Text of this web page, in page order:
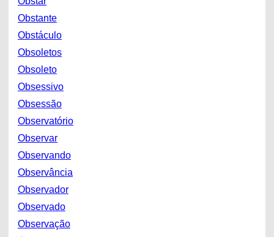
Obstante
Obstáculo
Obsoletos
Obsoleto
Obsessivo
Obsessão
Observatório
Observar
Observando
Observância
Observador
Observado
Observação